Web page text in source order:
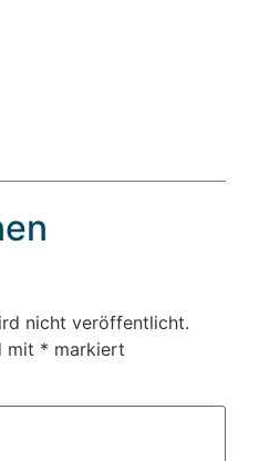
nicht veröffentlicht.
mit * markiert